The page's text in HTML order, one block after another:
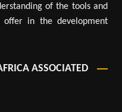
of the tools and
offer in the development
ASSOCIATED